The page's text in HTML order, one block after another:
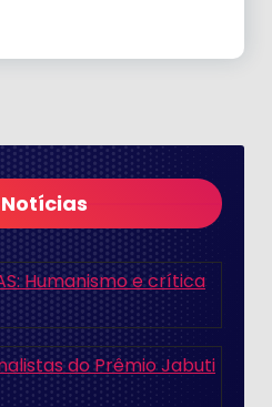
Humanismo e crítica
do Prêmio Jabuti